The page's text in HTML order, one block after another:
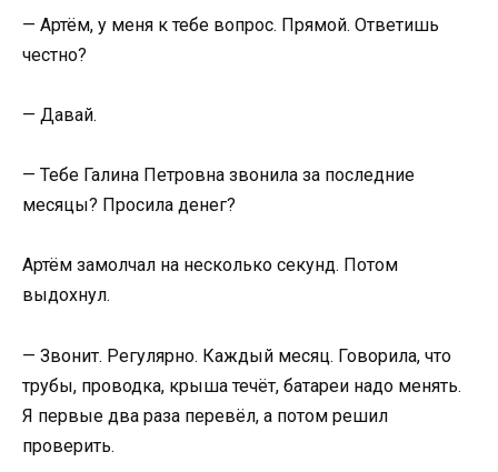
— Артём, у меня к тебе вопрос. Прямой. Ответишь
честно?
— Давай.
— Тебе Галина Петровна звонила за последние
месяцы? Просила денег?
Артём замолчал на несколько секунд. Потом
выдохнул.
— Звонит. Регулярно. Каждый месяц. Говорила, что
трубы, проводка, крыша течёт, батареи надо менять.
Я первые два раза перевёл, а потом решил
проверить.